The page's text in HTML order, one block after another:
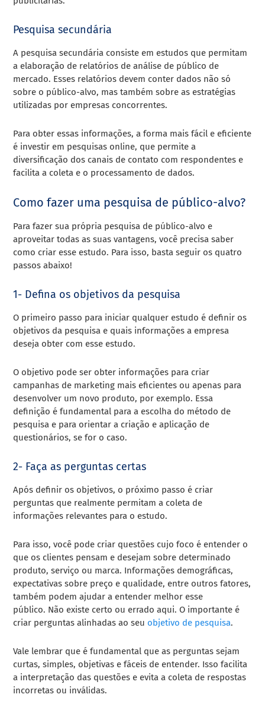
Pesquisa secundária
A pesquisa secundária consiste em estudos que permitam
a elaboração de relatórios de análise de público de
mercado. Esses relatórios devem conter dados não só
sobre o público-alvo, mas também sobre as estratégias
utilizadas por empresas concorrentes.
Para obter essas informações, a forma mais fácil e eficiente
é investir em pesquisas online, que permite a
diversificação dos canais de contato com respondentes e
facilita a coleta e o processamento de dados.
Como fazer uma pesquisa de público-alvo?
Para fazer sua própria pesquisa de público-alvo e
aproveitar todas as suas vantagens, você precisa saber
como criar esse estudo. Para isso, basta seguir os quatro
passos abaixo!
1- Defina os objetivos da pesquisa
O primeiro passo para iniciar qualquer estudo é definir os
objetivos da pesquisa e quais informações a empresa
deseja obter com esse estudo.
O objetivo pode ser obter informações para criar
campanhas de marketing mais eficientes ou apenas para
desenvolver um novo produto, por exemplo. Essa
definição é fundamental para a escolha do método de
pesquisa e para orientar a criação e aplicação de
questionários, se for o caso.
2- Faça as perguntas certas
Após definir os objetivos, o próximo passo é criar
perguntas que realmente permitam a coleta de
informações relevantes para o estudo.
Para isso, você pode criar questões cujo foco é entender o
que os clientes pensam e desejam sobre determinado
produto, serviço ou marca. Informações demográficas,
expectativas sobre preço e qualidade, entre outros fatores,
também podem ajudar a entender melhor esse
público. Não existe certo ou errado aqui. O importante é
criar perguntas alinhadas ao seu objetivo de pesquisa.
Vale lembrar que é fundamental que as perguntas sejam
curtas, simples, objetivas e fáceis de entender. Isso facilita
a interpretação das questões e evita a coleta de respostas
incorretas ou inválidas.